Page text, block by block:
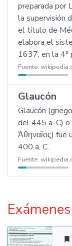
preparada por
la supervisión
el título de
elabora el
1637, en la 4ª
Fuente:
Glaucón
Glaucón
del 445 a. C)
Ἀθηναῖος) fue
400 a. C.
Fuente:
